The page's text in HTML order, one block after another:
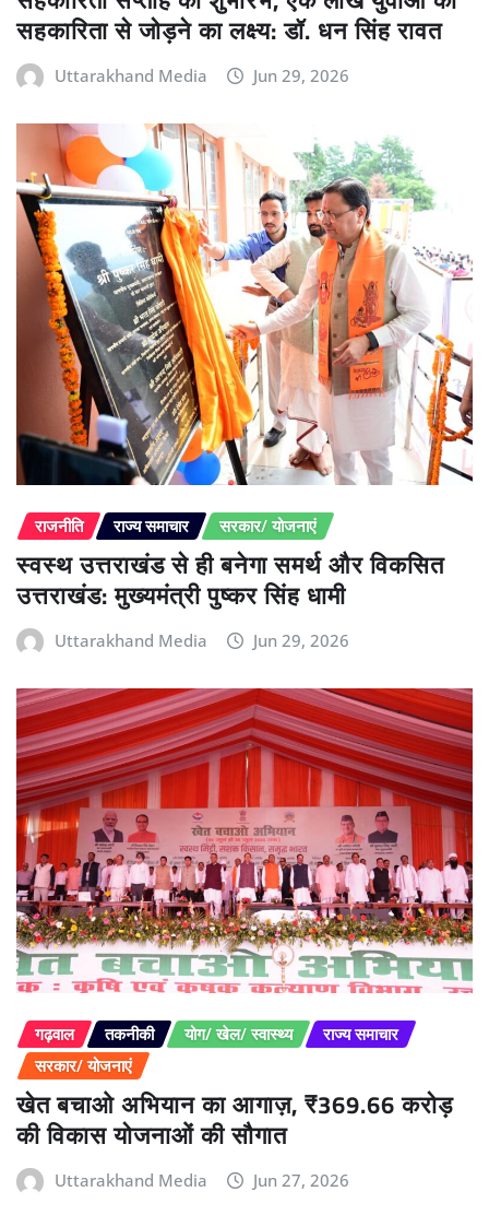
सहकारिता से जोड़ने का लक्ष्य: डॉ. धन सिंह रावत
Uttarakhand Media Jun 29, 2026
राजनीति राज्य समाचार सरकार/ योजनाएं
स्वस्थ उत्तराखंड से ही बनेगा समर्थ और विकसित
उत्तराखंड: मुख्यमंत्री पुष्कर सिंह धामी
Uttarakhand Media Jun 29, 2026
गढ़वाल तकनीकी योग/ खेल/ स्वास्थ्य
राज्य समाचार
सरकार/ योजनाएं
खेत बचाओ अभियान का आगाज़, ₹369.66 करोड़
की विकास योजनाओं की सौगात
Uttarakhand Media Jun 27, 2026